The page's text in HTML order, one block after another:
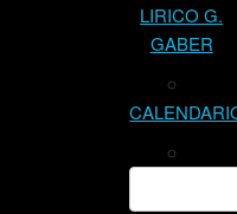
LIRICO G.
GABER